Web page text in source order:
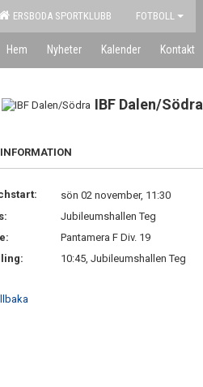
ERSBODA SPORTKLUBB FOTBOLL
Hem Nyheter Kalender Kontakt
IBF Dalen/Södra
sön 02 november, 11:30
Jubileumshallen Teg
Pantamera F Div. 19
10:45, Jubileumshallen Teg